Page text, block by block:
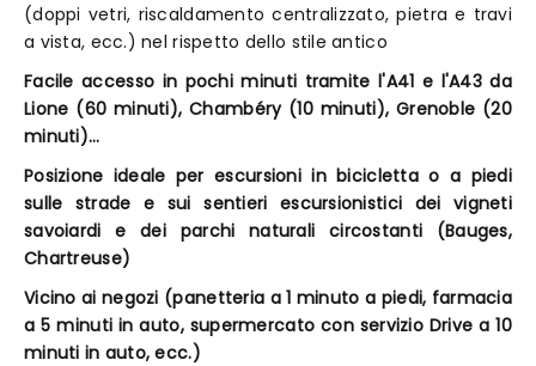
(doppi vetri, riscaldamento centralizzato, pietra e travi
a vista, ecc.) nel rispetto dello stile antico
Facile accesso in pochi minuti tramite l'A41 e l'A43 da
Lione (60 minuti), Chambéry (10 minuti), Grenoble (20
minuti)…
Posizione ideale per escursioni in bicicletta o a piedi
sulle strade e sui sentieri escursionistici dei vigneti
savoiardi e dei parchi naturali circostanti (Bauges,
Chartreuse)
Vicino ai negozi (panetteria a 1 minuto a piedi, farmacia
a 5 minuti in auto, supermercato con servizio Drive a 10
minuti in auto, ecc.)